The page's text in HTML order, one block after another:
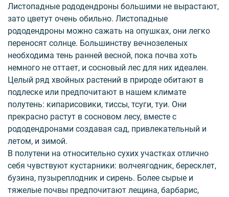
Листопадные рододендроны большими не вырастают,
зато цветут очень обильно. Листопадные
рододендроны можно сажать на опушках, они легко
переносят солнце. Большинству вечнозеленых
необходима тень ранней весной, пока почва хоть
немного не оттает, и сосновый лес для них идеален.
Целый ряд хвойных растений в природе обитают в
подлеске или предпочитают в нашем климате
полутень: кипарисовики, тиссы, тсуги, туи. Они
прекрасно растут в сосновом лесу, вместе с
рододендронами создавая сад, привлекательный и
летом, и зимой.
В полутени на относительно сухих участках отлично
себя чувствуют кустарники: волчеягодник, бересклет,
бузина, пузыреплодник и сирень. Более сырые и
тяжелые почвы предпочитают лещина, барбарис,